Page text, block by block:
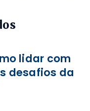
lidar com
desafios da